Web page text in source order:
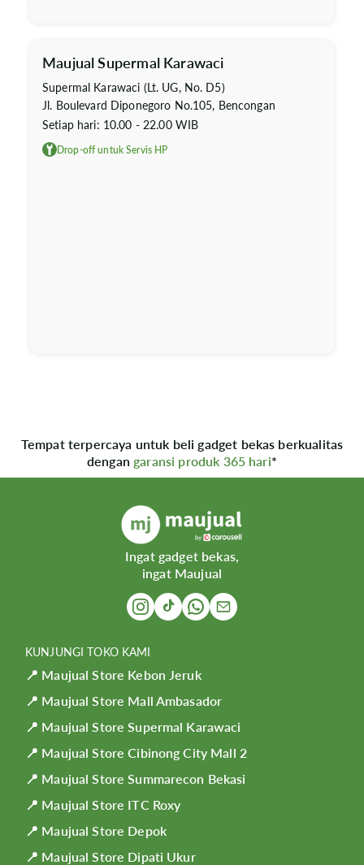
Maujual Supermal Karawaci
Supermal Karawaci (Lt. UG, No. D5)
Jl. Boulevard Diponegoro No.105, Bencongan
Setiap hari: 10.00 - 22.00 WIB
Drop-off untuk Servis HP
Tempat terpercaya untuk beli gadget bekas berkualitas
dengangaransi produk 365 hari*
Ingat gadget bekas,
ingat Maujual
KUNJUNGI TOKO KAMI
📍 Maujual Store Kebon Jeruk
📍 Maujual Store Mall Ambasador
📍 Maujual Store Supermal Karawaci
📍 Maujual Store Cibinong City Mall 2
📍 Maujual Store Summarecon Bekasi
📍 Maujual Store ITC Roxy
📍 Maujual Store Depok
📍 Maujual Store Dipati Ukur